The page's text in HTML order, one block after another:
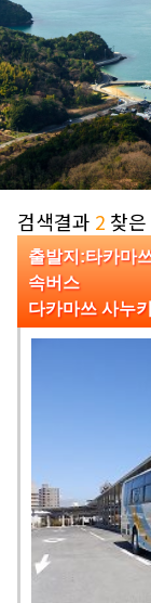
검색결과 2 찾
출발지:타카마
속버스
다카마쓰 사누